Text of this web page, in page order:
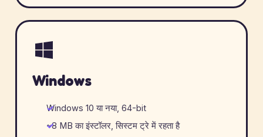
Windows
Windows 10 या नया, 64-bit
~8 MB का इंस्टॉलर, सिस्टम ट्रे में रहता है